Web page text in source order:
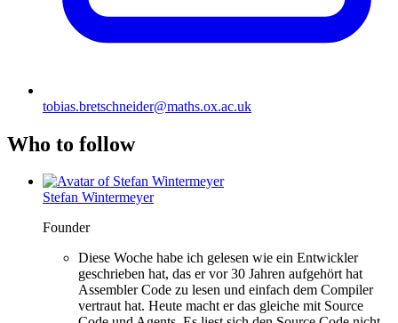
tobias.bretschneider@maths.ox.ac.uk
Who to follow
Stefan Wintermeyer
Founder
Diese Woche habe ich gelesen wie ein Entwickler
geschrieben hat, das er vor 30 Jahren aufgehört hat
Assembler Code zu lesen und einfach dem Compiler
vertraut hat. Heute macht er das gleiche mit Source